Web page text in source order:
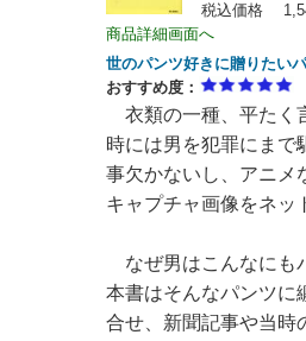
税込価格
商品詳細画面へ
世のパンツ好きに贈りたい
おすすめ度：
衣類の一種、平たく
時には男を犯罪にまで
事欠かないし、アニメ
キャプチャ画像をネッ
なぜ男はこんなにも
本書はそんなパンツに
合せ、新聞記事や当時